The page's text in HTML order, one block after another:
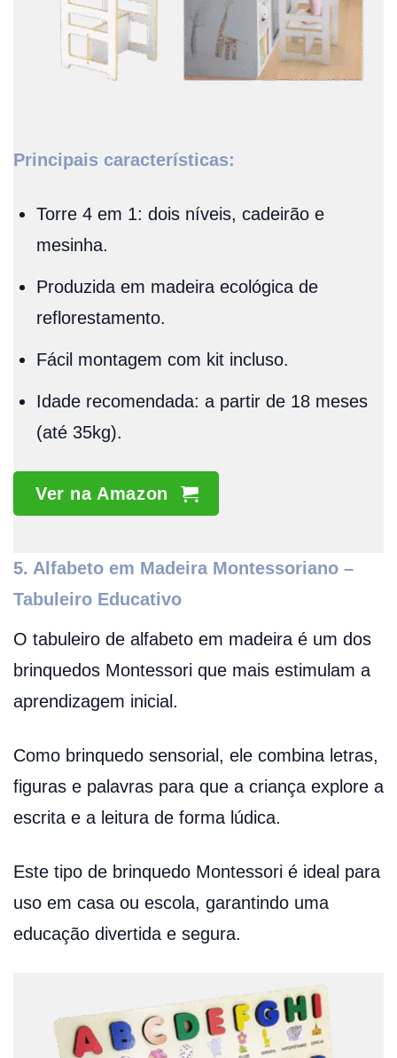
Principais características:
Torre 4 em 1: dois níveis, cadeirão e
mesinha.
Produzida em madeira ecológica de
reflorestamento.
Fácil montagem com kit incluso.
Idade recomendada: a partir de 18 meses
(até 35kg).
Ver na Amazon
5. Alfabeto em Madeira Montessoriano –
Tabuleiro Educativo
O tabuleiro de alfabeto em madeira é um dos
brinquedos Montessori que mais estimulam a
aprendizagem inicial.
Como brinquedo sensorial, ele combina letras,
figuras e palavras para que a criança explore a
escrita e a leitura de forma lúdica.
Este tipo de brinquedo Montessori é ideal para
uso em casa ou escola, garantindo uma
educação divertida e segura.